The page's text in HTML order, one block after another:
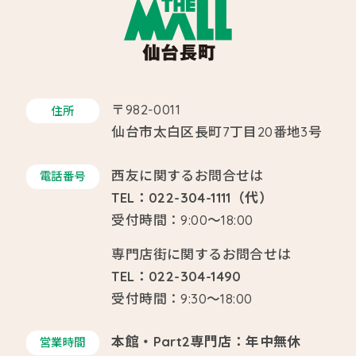
住所
〒982-0011
仙台市太白区長町7丁目20番地3号
電話番号
西友に関するお問合せは
TEL：022-304-1111（代）
受付時間：9:00～18:00
専門店街に関するお問合せは
TEL：022-304-1490
受付時間：9:30～18:00
営業時間
本館・Part2専門店：年中無休